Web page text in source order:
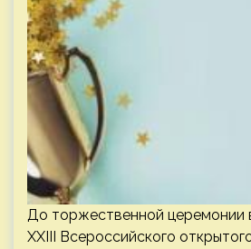
До торжественной церемонии
XXIII Всероссийского